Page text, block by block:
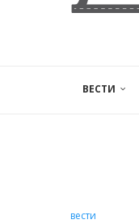
ВЕСТИ
вести